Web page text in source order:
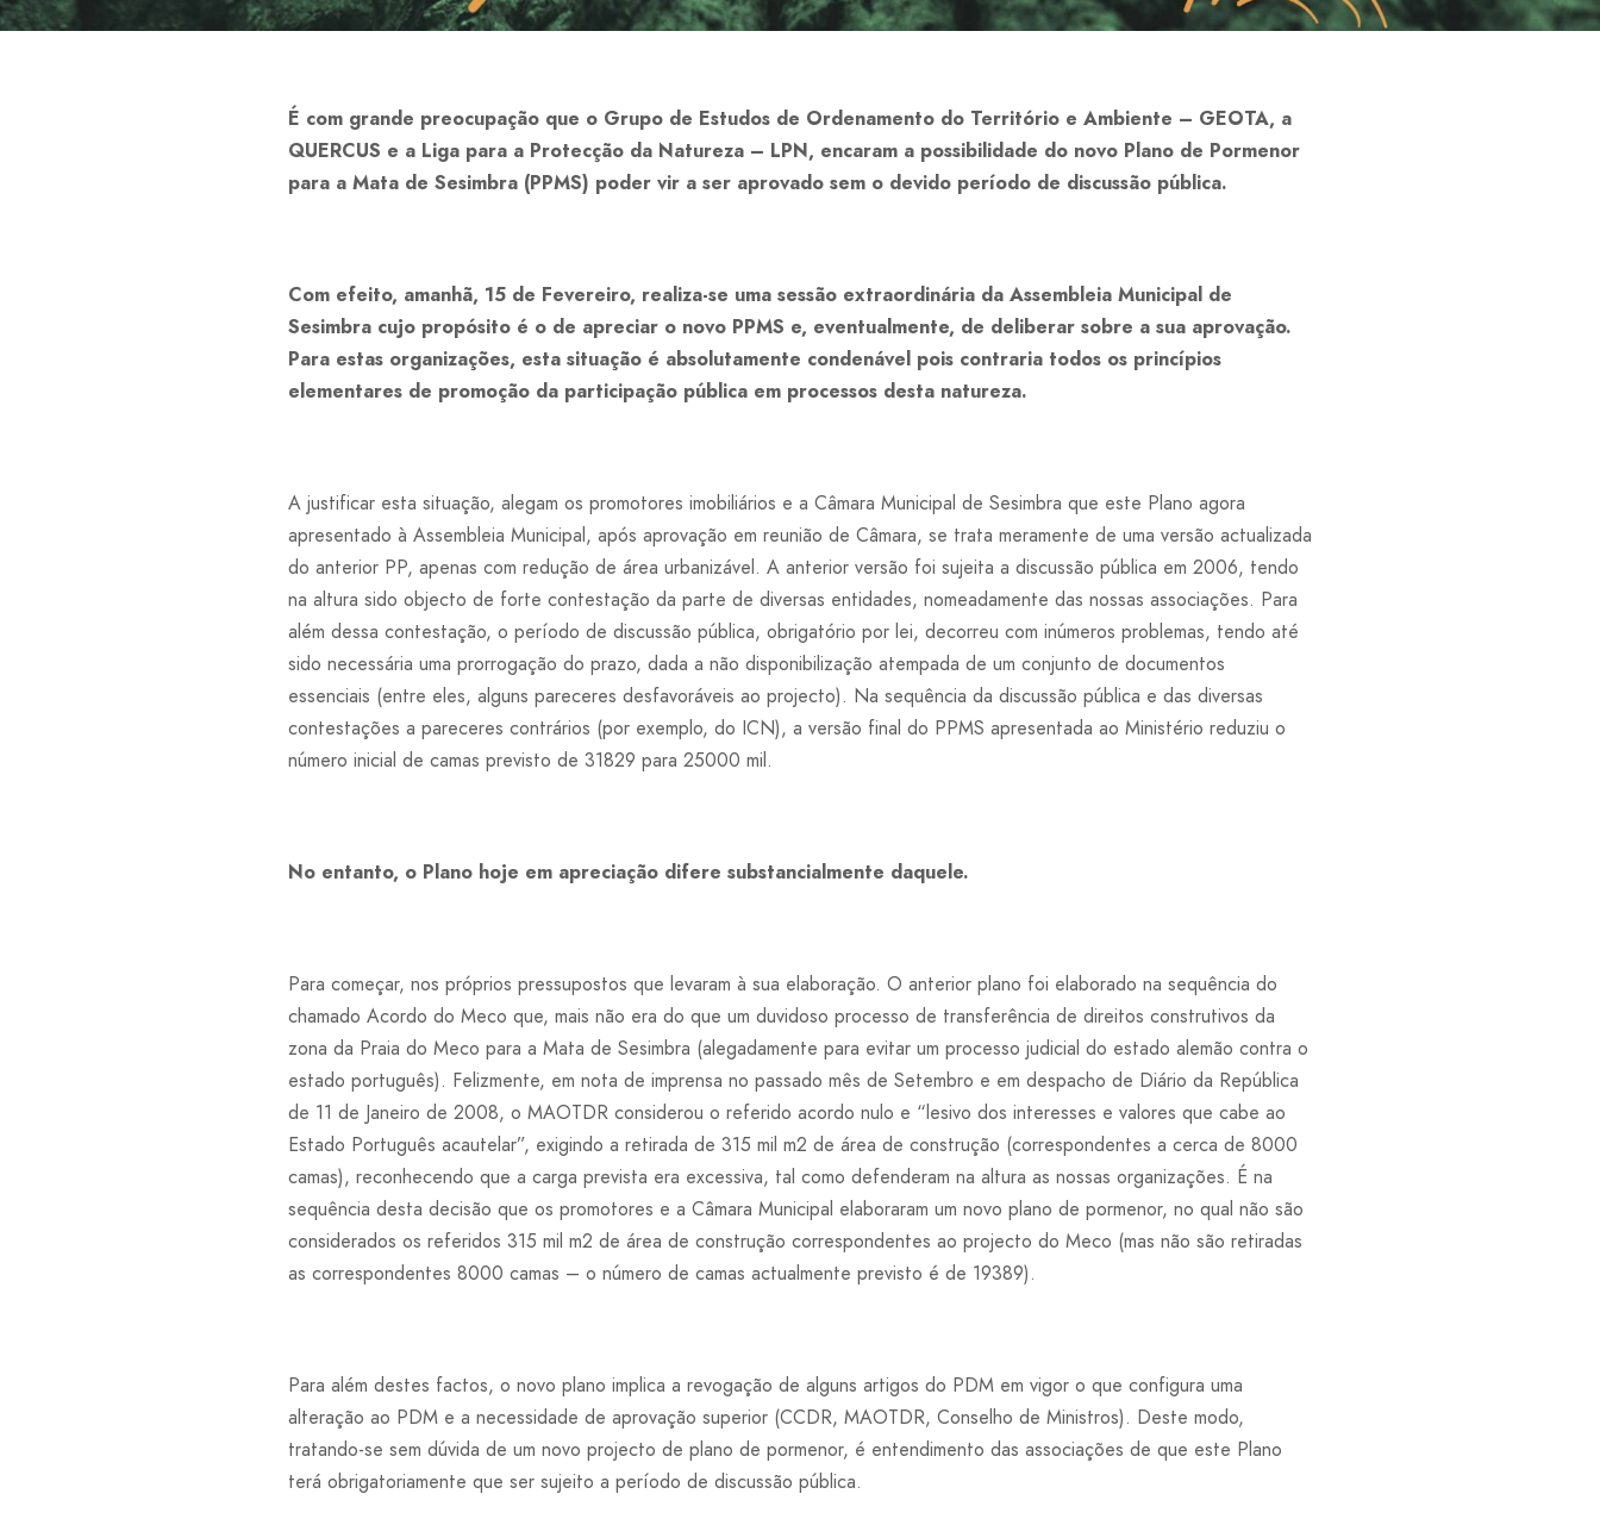
É com grande preocupação que o Grupo de Estudos de Ordenamento do Território e Ambiente – GEOTA, a
QUERCUS e a Liga para a Protecção da Natureza – LPN, encaram a possibilidade do novo Plano de Pormenor
para a Mata de Sesimbra (PPMS) poder vir a ser aprovado sem o devido período de discussão pública.
Com efeito, amanhã, 15 de Fevereiro, realiza-se uma sessão extraordinária da Assembleia Municipal de
Sesimbra cujo propósito é o de apreciar o novo PPMS e, eventualmente, de deliberar sobre a sua aprovação.
Para estas organizações, esta situação é absolutamente condenável pois contraria todos os princípios
elementares de promoção da participação pública em processos desta natureza.
A justificar esta situação, alegam os promotores imobiliários e a Câmara Municipal de Sesimbra que este Plano agora
apresentado à Assembleia Municipal, após aprovação em reunião de Câmara, se trata meramente de uma versão actualizada
do anterior PP, apenas com redução de área urbanizável. A anterior versão foi sujeita a discussão pública em 2006, tendo
na altura sido objecto de forte contestação da parte de diversas entidades, nomeadamente das nossas associações. Para
além dessa contestação, o período de discussão pública, obrigatório por lei, decorreu com inúmeros problemas, tendo até
sido necessária uma prorrogação do prazo, dada a não disponibilização atempada de um conjunto de documentos
essenciais (entre eles, alguns pareceres desfavoráveis ao projecto). Na sequência da discussão pública e das diversas
contestações a pareceres contrários (por exemplo, do ICN), a versão final do PPMS apresentada ao Ministério reduziu o
número inicial de camas previsto de 31829 para 25000 mil.
No entanto, o Plano hoje em apreciação difere substancialmente daquele.
Para começar, nos próprios pressupostos que levaram à sua elaboração. O anterior plano foi elaborado na sequência do
chamado Acordo do Meco que, mais não era do que um duvidoso processo de transferência de direitos construtivos da
zona da Praia do Meco para a Mata de Sesimbra (alegadamente para evitar um processo judicial do estado alemão contra o
estado português). Felizmente, em nota de imprensa no passado mês de Setembro e em despacho de Diário da República
de 11 de Janeiro de 2008, o MAOTDR considerou o referido acordo nulo e “lesivo dos interesses e valores que cabe ao
Estado Português acautelar”, exigindo a retirada de 315 mil m2 de área de construção (correspondentes a cerca de 8000
camas), reconhecendo que a carga prevista era excessiva, tal como defenderam na altura as nossas organizações. É na
sequência desta decisão que os promotores e a Câmara Municipal elaboraram um novo plano de pormenor, no qual não são
considerados os referidos 315 mil m2 de área de construção correspondentes ao projecto do Meco (mas não são retiradas
as correspondentes 8000 camas – o número de camas actualmente previsto é de 19389).
Para além destes factos, o novo plano implica a revogação de alguns artigos do PDM em vigor o que configura uma
alteração ao PDM e a necessidade de aprovação superior (CCDR, MAOTDR, Conselho de Ministros). Deste modo,
tratando-se sem dúvida de um novo projecto de plano de pormenor, é entendimento das associações de que este Plano
terá obrigatoriamente que ser sujeito a período de discussão pública.